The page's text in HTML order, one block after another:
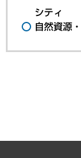
シティ
自然資源